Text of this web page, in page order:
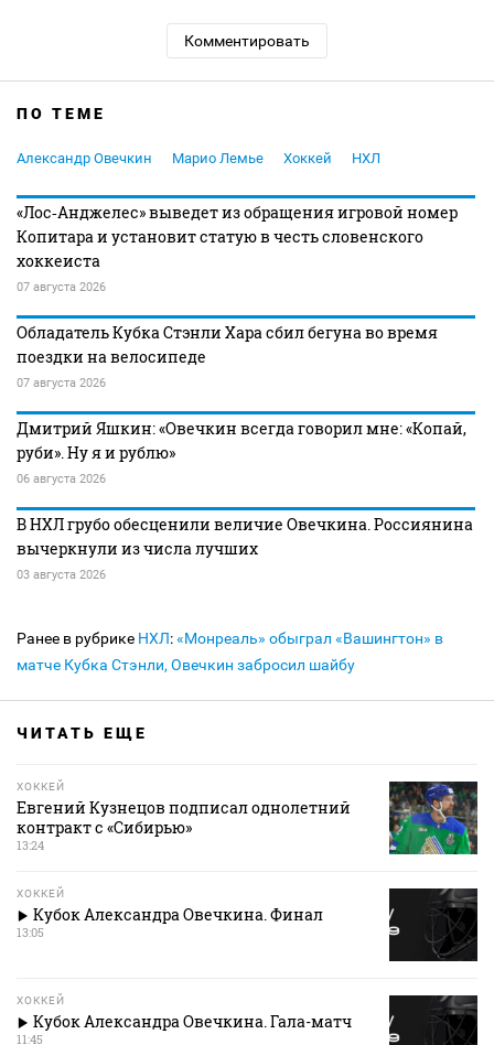
Комментировать
ПО ТЕМЕ
Александр Овечкин Марио Лемье Хоккей НХЛ
«Лос‑Анджелес» выведет из обращения игровой номер
Копитара и установит статую в честь словенского
хоккеиста
07 августа 2026
Обладатель Кубка Стэнли Хара сбил бегуна во время
поездки на велосипеде
07 августа 2026
Дмитрий Яшкин: «Овечкин всегда говорил мне: «Копай,
руби». Ну я и рублю»
06 августа 2026
В НХЛ грубо обесценили величие Овечкина. Россиянина
вычеркнули из числа лучших
03 августа 2026
Ранее в рубрике НХЛ:«Монреаль» обыграл «Вашингтон» в
матче Кубка Стэнли, Овечкин забросил шайбу
ЧИТАТЬ ЕЩЕ
ХОККЕЙ
Евгений Кузнецов подписал однолетний
контракт с «Сибирью»
13:24
ХОККЕЙ
Кубок Александра Овечкина. Финал
13:05
ХОККЕЙ
Кубок Александра Овечкина. Гала-матч
11:45